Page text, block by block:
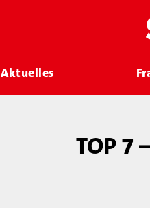
Aktuelles
TOP 7